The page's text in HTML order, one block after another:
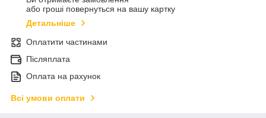
або гроші повернуться на вашу картку
Детальніше
Оплатити частинами
Післяплата
Оплата на рахунок
Всі умови оплати